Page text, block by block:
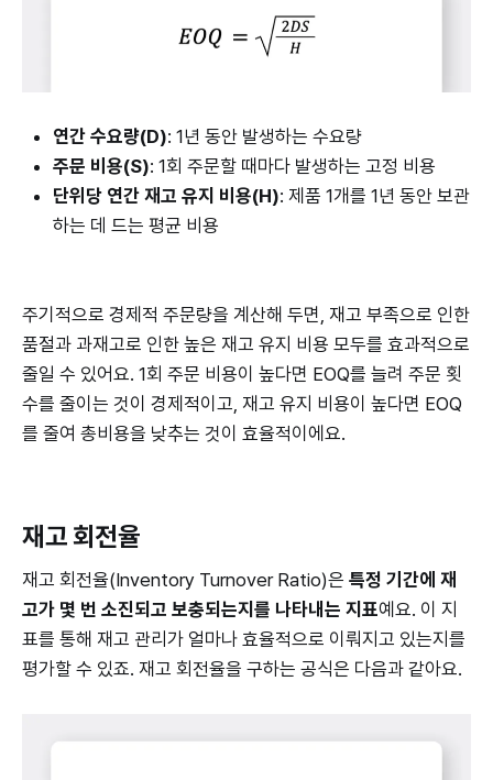
연간 수요량(D): 1년 동안 발생하는 수요량
주문 비용(S): 1회 주문할 때마다 발생하는 고정 비용
단위당 연간 재고 유지 비용(H): 제품 1개를 1년 동안 보관
하는 데 드는 평균 비용
주기적으로 경제적 주문량을 계산해 두면, 재고 부족으로 인한
품절과 과재고로 인한 높은 재고 유지 비용 모두를 효과적으로
줄일 수 있어요. 1회 주문 비용이 높다면 EOQ를 늘려 주문 횟
수를 줄이는 것이 경제적이고, 재고 유지 비용이 높다면 EOQ
를 줄여 총비용을 낮추는 것이 효율적이에요.
재고 회전율
재고 회전율(Inventory Turnover Ratio)은 특정 기간에 재
고가 몇 번 소진되고 보충되는지를 나타내는 지표예요. 이 지
표를 통해 재고 관리가 얼마나 효율적으로 이뤄지고 있는지를
평가할 수 있죠. 재고 회전율을 구하는 공식은 다음과 같아요.